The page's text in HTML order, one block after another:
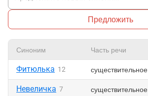
Предложить
Синоним Часть речи
Фитюлька 12 существительное
Невеличка 7 существительное